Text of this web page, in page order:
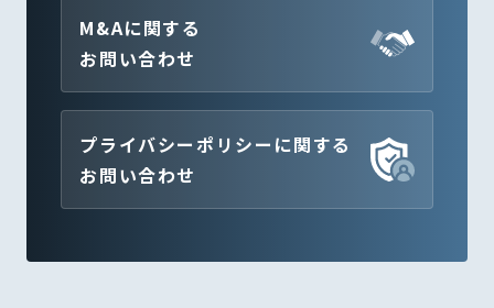
M&Aに関する
お問い合わせ
プライバシーポリシーに関する
お問い合わせ